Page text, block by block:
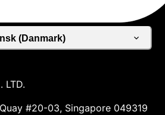
(Danmark)
LTD.
#20-03, Singapore 049319